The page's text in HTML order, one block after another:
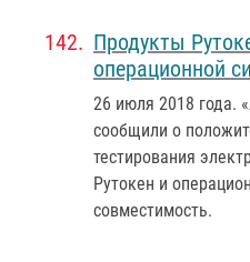
Продукты
операционной
26 июля 2018 года.
сообщили о
тестирования
Рутокен и
совместимость.